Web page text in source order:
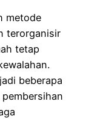
metode
terorganisir
tetap
beberapa